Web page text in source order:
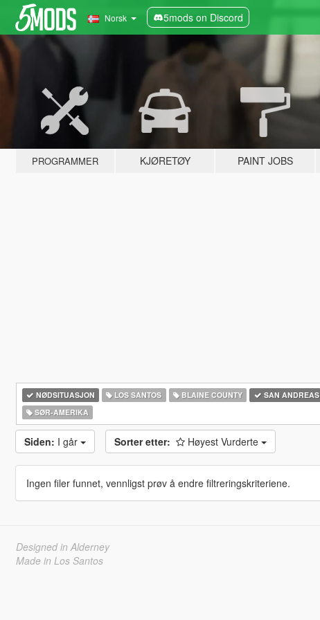
Norsk 5mods on Discord
PROGRAMMER KJØRETØY PAINT JOBS
NØDSITUASJON LOS SANTOS BLAINE COUNTY SAN ANDREAS
SØR-AMERIKA‎
Siden: I går Sorter etter: Høyest Vurderte
Ingen filer funnet, vennligst prøv å endre filtreringskriteriene.
Designed in Alderney
Made in Los Santos